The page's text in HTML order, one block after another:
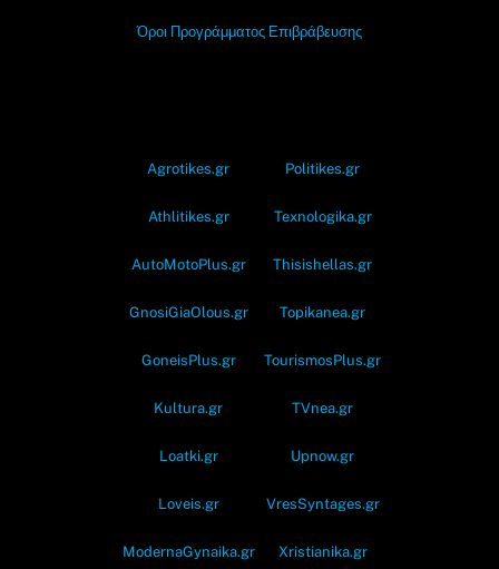
Όροι Προγράμματος Επιβράβευσης
Agrotikes.gr Politikes.gr
Athlitikes.gr Texnologika.gr
AutoMotoPlus.gr Thisishellas.gr
GnosiGiaOlous.gr Topikanea.gr
GoneisPlus.gr TourismosPlus.gr
Kultura.gr TVnea.gr
Loatki.gr Upnow.gr
Loveis.gr VresSyntages.gr
ModernaGynaika.gr Xristianika.gr